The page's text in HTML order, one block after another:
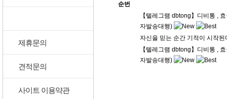
제휴문의
견적문의
사이트 이용약관
순번
【텔레그램 dbtong】디비통 ,
자발송대행)
자신을 믿는 순간 기적이 시작된
【텔레그램 dbtong】디비통 ,
자발송대행)